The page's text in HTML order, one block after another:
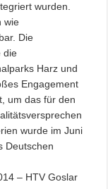
wurden.
wie
Die
die
Harz und
Engagement
um das für den
wurde im Juni
Deutschen
– HTV Goslar